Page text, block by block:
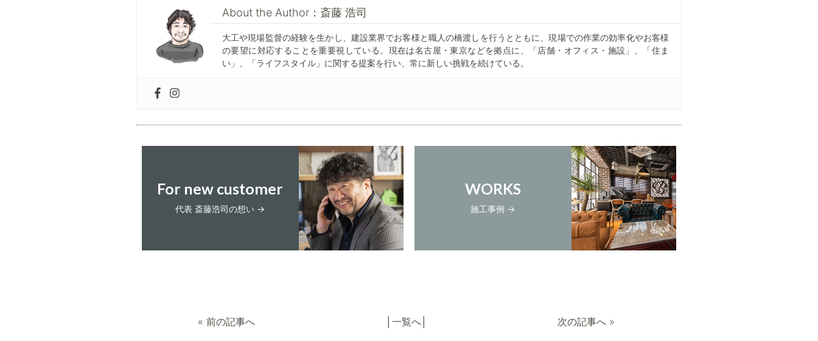
About the Author：斎藤 浩司
大工や現場監督の経験を生かし、建設業界でお客様と職人の橋渡しを行うとともに、現場での作業の効率化やお客様
の要望に対応することを重要視している。現在は名古屋・東京などを拠点に、「店舗・オフィス・施設」、「住ま
い」、「ライフスタイル」に関する提案を行い、常に新しい挑戦を続けている。
For new customer
代表 斎藤浩司の想い →
WORKS
施工事例 →
« 前の記事へ 一覧へ│ 次の記事へ »